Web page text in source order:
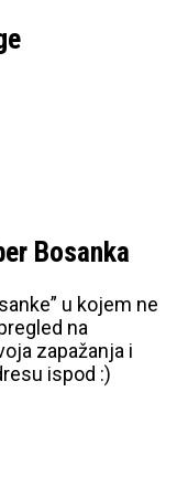
Bosanka
u kojem ne
na
zapažanja i
ispod :)